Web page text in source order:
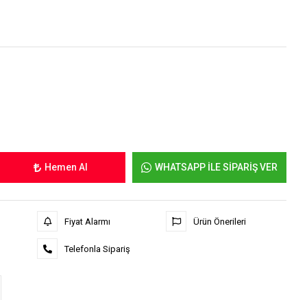
Hemen Al WHATSAPP İLE SİPARİŞ VER
Fiyat Alarmı
Telefonla Sipariş
Ürün Önerileri